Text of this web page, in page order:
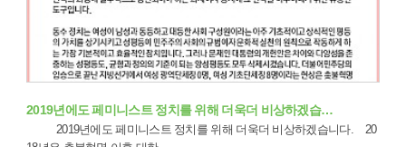
2019년에도 페미니스트 정치를 위해 더욱더 비상하겠습…